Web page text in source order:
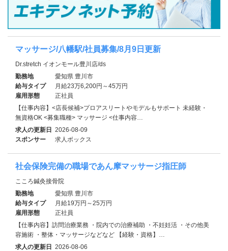
マッサージ/八幡駅/社員募集/8月9日更新
Dr.stretch イオンモール豊川店/ds
勤務地
愛知県 豊川市
給与タイプ
月給23万6,200円～45万円
雇用形態
正社員
【仕事内容】<店長候補>プロアスリートやモデルもサポート 未経験・
無資格OK <募集職種> マッサージ <仕事内容…
求人の更新日 2026-08-09
スポンサー
求人ボックス
社会保険完備の職場であん摩マッサージ指圧師
こころ鍼灸接骨院
勤務地
愛知県 豊川市
給与タイプ
月給19万円～25万円
雇用形態
正社員
【仕事内容】訪問治療業務 ・院内での治療補助 ・不妊妊活 ・その他美
容施術 ・整体・マッサージなどなど 【経験・資格】…
求人の更新日 2026-08-06